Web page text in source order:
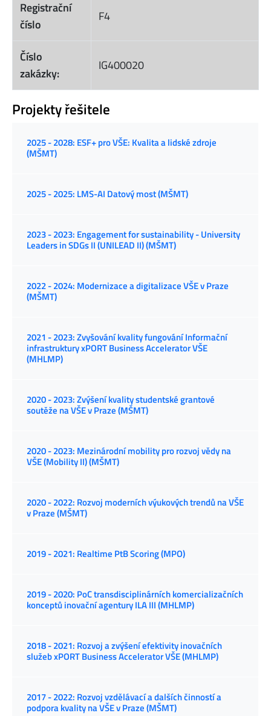
Registrační
číslo
F4
Číslo
zakázky:
IG400020
Projekty řešitele
2025 - 2028: ESF+ pro VŠE: Kvalita a lidské zdroje
(MŠMT)
2025 - 2025: LMS-AI Datový most (MŠMT)
2023 - 2023: Engagement for sustainability - University
Leaders in SDGs II (UNILEAD II) (MŠMT)
2022 - 2024: Modernizace a digitalizace VŠE v Praze
(MŠMT)
2021 - 2023: Zvyšování kvality fungování Informační
infrastruktury xPORT Business Accelerator VŠE
(MHLMP)
2020 - 2023: Zvýšení kvality studentské grantové
soutěže na VŠE v Praze (MŠMT)
2020 - 2023: Mezinárodní mobility pro rozvoj vědy na
VŠE (Mobility II) (MŠMT)
2020 - 2022: Rozvoj moderních výukových trendů na VŠE
v Praze (MŠMT)
2019 - 2021: Realtime PtB Scoring (MPO)
2019 - 2020: PoC transdisciplinárních komercializačních
konceptů inovační agentury ILA III (MHLMP)
2018 - 2021: Rozvoj a zvýšení efektivity inovačních
služeb xPORT Business Accelerator VŠE (MHLMP)
2017 - 2022: Rozvoj vzdělávací a dalších činností a
podpora kvality na VŠE v Praze (MŠMT)